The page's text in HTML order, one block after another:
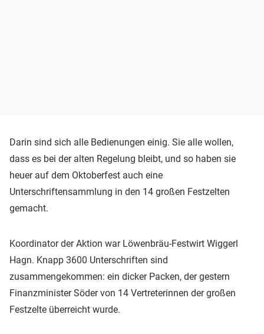
Darin sind sich alle Bedienungen einig. Sie alle wollen,
dass es bei der alten Regelung bleibt, und so haben sie
heuer auf dem Oktoberfest auch eine
Unterschriftensammlung in den 14 großen Festzelten
gemacht.
Koordinator der Aktion war Löwenbräu-Festwirt Wiggerl
Hagn. Knapp 3600 Unterschriften sind
zusammengekommen: ein dicker Packen, der gestern
Finanzminister Söder von 14 Vertreterinnen der großen
Festzelte überreicht wurde.